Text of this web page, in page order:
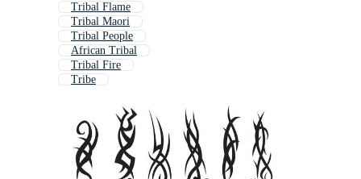
Tribal Flame
Tribal Maori
Tribal People
African Tribal
Tribal Fire
Tribe